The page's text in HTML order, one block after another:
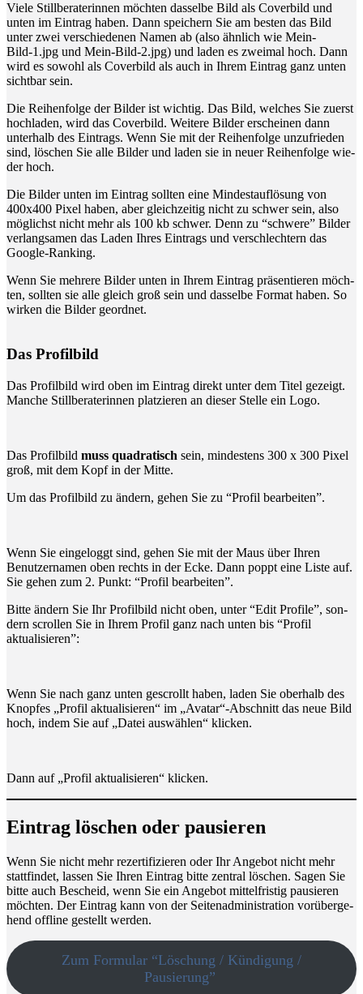
Vie­le Still­be­ra­te­rin­nen möch­ten das­sel­be Bild als Cover­bild und
unten im Ein­trag haben. Dann spei­chern Sie am bes­ten das Bild
unter zwei ver­schie­de­nen Namen ab (also ähn­lich wie Mein-
Bild‑1.jpg und Mein-Bild‑2.jpg) und laden es zwei­mal hoch. Dann
wird es sowohl als Cover­bild als auch in Ihrem Ein­trag ganz unten
sicht­bar sein.
Die Rei­hen­fol­ge der Bil­der ist wich­tig. Das Bild, wel­ches Sie zuerst
hoch­la­den, wird das Cover­bild. Wei­te­re Bil­der erschei­nen dann
unter­halb des Ein­trags. Wenn Sie mit der Rei­hen­fol­ge unzu­frie­den
sind, löschen Sie alle Bil­der und laden sie in neu­er Rei­hen­fol­ge wie­
der hoch.
Die Bil­der unten im Ein­trag soll­ten eine Min­dest­auf­lö­sung von
400x400 Pixel haben, aber gleich­zei­tig nicht zu schwer sein, also
mög­lichst nicht mehr als 100 kb schwer. Denn zu “schwe­re” Bil­der
ver­lang­sa­men das Laden Ihres Ein­trags und ver­schlech­tern das
Google-Ranking.
Wenn Sie meh­re­re Bil­der unten in Ihrem Ein­trag prä­sen­tie­ren möch­
ten, soll­ten sie alle gleich groß sein und das­sel­be For­mat haben. So
wir­ken die Bil­der geordnet.
Das Pro­fil­bild
Das Pro­fil­bild wird oben im Ein­trag direkt unter dem Titel gezeigt.
Man­che Still­be­ra­te­rin­nen plat­zie­ren an die­ser Stel­le ein Logo.
Das Pro­fil­bild muss qua­dra­tisch sein, min­des­tens 300 x 300 Pixel
groß, mit dem Kopf in der Mitte.
Um das Pro­fil­bild zu ändern, gehen Sie zu “Pro­fil bearbeiten”.
Wenn Sie ein­ge­loggt sind, gehen Sie mit der Maus über Ihren
Benut­zer­na­men oben rechts in der Ecke. Dann poppt eine Lis­te auf.
Sie gehen zum 2. Punkt: “Pro­fil bearbeiten”.
Bit­te ändern Sie Ihr Pro­fil­bild nicht oben, unter “Edit Pro­fi­le”, son­
dern scrol­len Sie in Ihrem Pro­fil ganz nach unten bis “Pro­fil
aktualisieren”:
Wenn Sie nach ganz unten gescrollt haben, laden Sie ober­halb des
Knop­fes „Pro­fil aktua­li­sie­ren“ im „Avatar“-Abschnitt das neue Bild
hoch, indem Sie auf „Datei aus­wäh­len“ klicken.
Dann auf „Pro­fil aktua­li­sie­ren“ klicken.
Ein­trag löschen oder pausieren
Wenn Sie nicht mehr rezer­ti­fi­zie­ren oder Ihr Ange­bot nicht mehr
statt­fin­det, las­sen Sie Ihren Ein­trag bit­te zen­tral löschen. Sagen Sie
bit­te auch Bescheid, wenn Sie ein Ange­bot mit­tel­fris­tig pau­sie­ren
möch­ten. Der Ein­trag kann von der Sei­ten­ad­mi­nis­tra­ti­on vor­über­ge­
hend off­line gestellt werden.
Zum For­mu­lar “Löschung / Kün­di­gung /
Pausierung”